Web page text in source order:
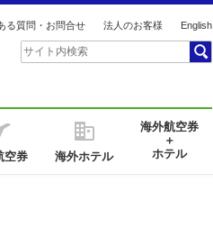
る質問・お問合せ 法人のお客様 English
空券 海外ホテル
海外航空券
＋
ホテル